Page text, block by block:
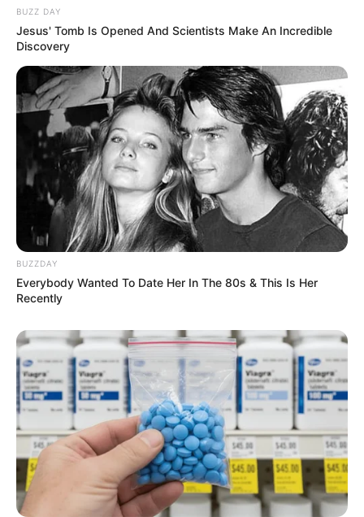
BUZZ DAY
Jesus' Tomb Is Opened And Scientists Make An Incredible
Discovery
BUZZDAY
Everybody Wanted To Date Her In The 80s & This Is Her
Recently